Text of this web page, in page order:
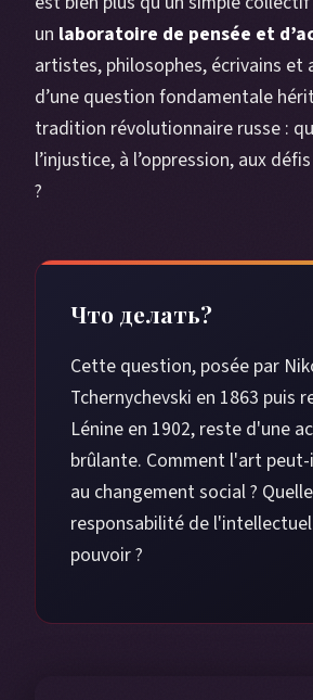
un laboratoire de pensée et
artistes, philosophes, écrivains
d’une question fondamentale
tradition révolutionnaire russe :
l’injustice, à l’oppression, aux
?
Что делать?
Cette question, posée par
Tchernychevski en 1863 puis
Lénine en 1902, reste d'une
brûlante. Comment l'art
au changement social ?
responsabilité de
pouvoir ?